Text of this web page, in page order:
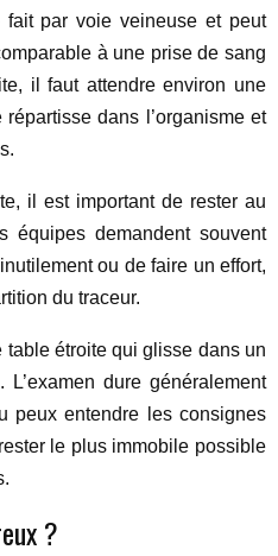
fait par voie veineuse et peut
à une prise de sang
il faut attendre environ une
dans l’organisme et
il est important de rester au
équipes demandent souvent
ou de faire un effort,
du traceur.
table étroite qui glisse dans un
dure généralement
peux entendre les consignes
le plus immobile possible
?